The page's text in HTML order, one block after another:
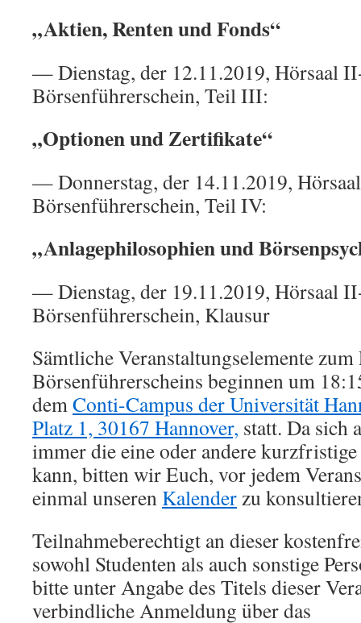
„Aktien, Renten und Fonds“
— Dienstag, der 12.11.2019, Hörsaal
Börsenführerschein, Teil III:
„Optionen und Zertifikate“
— Donnerstag, der 14.11.2019,
Börsenführerschein, Teil IV:
„Anlagephilosophien und
— Dienstag, der 19.11.2019, Hörsaal
Börsenführerschein, Klausur
Sämtliche Veranstaltungselemente
Börsenführerscheins beginnen um
demConti-Campus der Universität
Platz 1, 30167 Hannover, statt. Da sich
immer die eine oder andere
kann, bitten wir Euch, vor jedem
einmal unseren Kalenderzu
Teilnahmeberechtigt an dieser
sowohl Studenten als auch sonstige
bitte unter Angabe des Titels dieser
verbindliche Anmeldung über das